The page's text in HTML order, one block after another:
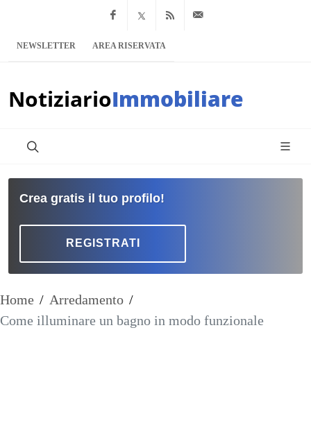
Facebook
x.com Feed RSS
NEWSLETTER AREA RISERVATA
NotiziarioImmobiliare
Crea gratis il tuo profilo!
REGISTRATI
Home / Arredamento /
Come illuminare un bagno in modo funzionale